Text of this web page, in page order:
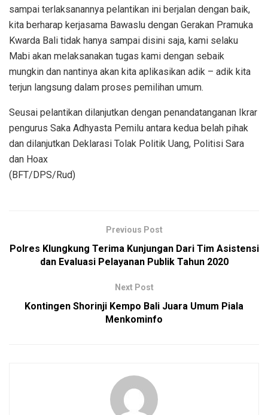
sampai terlaksanannya pelantikan ini berjalan dengan baik,
kita berharap kerjasama Bawaslu dengan Gerakan Pramuka
Kwarda Bali tidak hanya sampai disini saja, kami selaku
Mabi akan melaksanakan tugas kami dengan sebaik
mungkin dan nantinya akan kita aplikasikan adik – adik kita
terjun langsung dalam proses pemilihan umum.
Seusai pelantikan dilanjutkan dengan penandatanganan Ikrar
pengurus Saka Adhyasta Pemilu antara kedua belah pihak
dan dilanjutkan Deklarasi Tolak Politik Uang, Politisi Sara
dan Hoax
(BFT/DPS/Rud)
Previous Post
Polres Klungkung Terima Kunjungan Dari Tim Asistensi
dan Evaluasi Pelayanan Publik Tahun 2020
Next Post
Kontingen Shorinji Kempo Bali Juara Umum Piala
Menkominfo